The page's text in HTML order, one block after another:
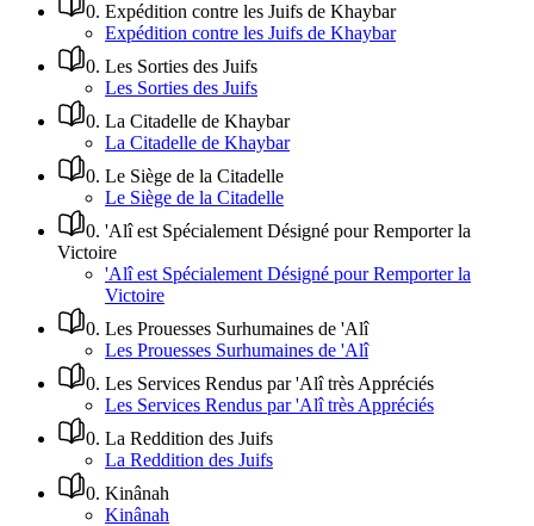
0. Expédition contre les Juifs de Khaybar
Expédition contre les Juifs de Khaybar
0. Les Sorties des Juifs
Les Sorties des Juifs
0. La Citadelle de Khaybar
La Citadelle de Khaybar
0. Le Siège de la Citadelle
Le Siège de la Citadelle
0. 'Alî est Spécialement Désigné pour Remporter la
Victoire
'Alî est Spécialement Désigné pour Remporter la
Victoire
0. Les Prouesses Surhumaines de 'Alî
Les Prouesses Surhumaines de 'Alî
0. Les Services Rendus par 'Alî très Appréciés
Les Services Rendus par 'Alî très Appréciés
0. La Reddition des Juifs
La Reddition des Juifs
0. Kinânah
Kinânah